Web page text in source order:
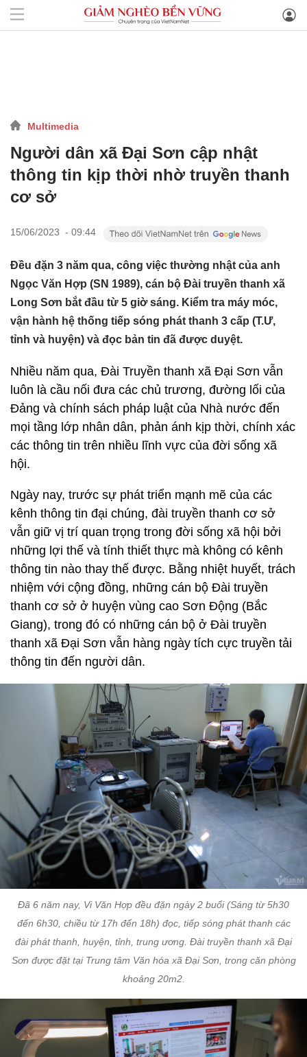
Multimedia
Người dân xã Đại Sơn cập nhật
thông tin kịp thời nhờ truyền thanh
cơ sở
15/06/2023 - 09:44
Đều đặn 3 năm qua, công việc thường nhật của anh
Ngọc Văn Hợp (SN 1989), cán bộ Đài truyền thanh xã
Long Sơn bắt đầu từ 5 giờ sáng. Kiểm tra máy móc,
vận hành hệ thống tiếp sóng phát thanh 3 cấp (T.Ư,
tỉnh và huyện) và đọc bản tin đã được duyệt.
Nhiều năm qua, Đài Truyền thanh xã Đại Sơn vẫn
luôn là cầu nối đưa các chủ trương, đường lối của
Đảng và chính sách pháp luật của Nhà nước đến
mọi tầng lớp nhân dân, phản ánh kịp thời, chính xác
các thông tin trên nhiều lĩnh vực của đời sống xã
hội.
Ngày nay, trước sự phát triển mạnh mẽ của các
kênh thông tin đại chúng, đài truyền thanh cơ sở
vẫn giữ vị trí quan trọng trong đời sống xã hội bởi
những lợi thế và tính thiết thực mà không có kênh
thông tin nào thay thế được. Bằng nhiệt huyết, trách
nhiệm với cộng đồng, những cán bộ Đài truyền
thanh cơ sở ở huyện vùng cao Sơn Động (Bắc
Giang), trong đó có những cán bộ ở Đài truyền
thanh xã Đại Sơn vẫn hàng ngày tích cực truyền tải
thông tin đến người dân.
Đã 6 năm nay, Vi Văn Hợp đều đặn ngày 2 buổi (Sáng từ 5h30
đến 6h30, chiều từ 17h đến 18h) đọc, tiếp sóng phát thanh các
đài phát thanh, huyện, tỉnh, trung ương. Đài truyền thanh xã Đại
Sơn được đặt tại Trung tâm Văn hóa xã Đại Sơn, trong căn phòng
khoảng 20m2.